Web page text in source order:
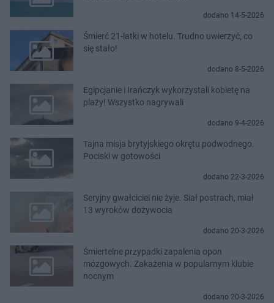
dodano 14-5-2026
Śmierć 21-latki w hotelu. Trudno uwierzyć, co
się stało!
dodano 8-5-2026
Egipcjanie i Irańczyk wykorzystali kobietę na
plaży! Wszystko nagrywali
dodano 9-4-2026
Tajna misja brytyjskiego okrętu podwodnego.
Pociski w gotowości
dodano 22-3-2026
Seryjny gwałciciel nie żyje. Siał postrach, miał
13 wyroków dożywocia
dodano 20-3-2026
Śmiertelne przypadki zapalenia opon
mózgowych. Zakażenia w popularnym klubie
nocnym
dodano 20-3-2026